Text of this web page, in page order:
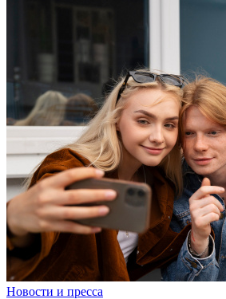
Новости и пресса